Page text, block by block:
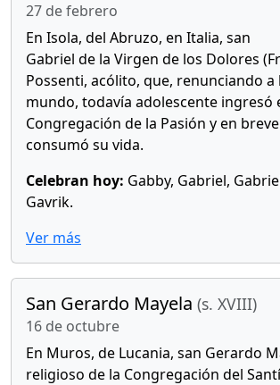
27 de febrero
En Isola, del Abruzo, en Italia, san
Gabriel de la Virgen de los Dolores
Possenti, acólito, que, renunciando a
mundo, todavía adolescente ingresó
Congregación de la Pasión y en
consumó su vida.
Celebran hoy: Gabby, Gabriel,
Gavrik.
Ver más
San Gerardo Mayela (s. XVIII)
16 de octubre
En Muros, de Lucania, san Gerardo
religioso de la Congregación del